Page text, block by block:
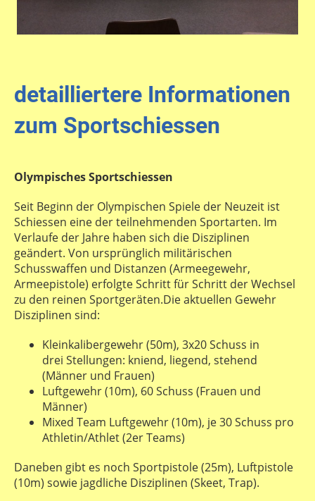
detailliertere Informationen
zum Sportschiessen
Olympisches Sportschiessen
Seit Beginn der Olympischen Spiele der Neuzeit ist
Schiessen eine der teilnehmenden Sportarten. Im
Verlaufe der Jahre haben sich die Disziplinen
geändert. Von ursprünglich militärischen
Schusswaffen und Distanzen (Armeegewehr,
Armeepistole) erfolgte Schritt für Schritt der Wechsel
zu den reinen Sportgeräten.Die aktuellen Gewehr
Disziplinen sind:
Kleinkalibergewehr (50m), 3x20 Schuss in
drei Stellungen: kniend, liegend, stehend
(Männer und Frauen)
Luftgewehr (10m), 60 Schuss (Frauen und
Männer)
Mixed Team Luftgewehr (10m), je 30 Schuss pro
Athletin/Athlet (2er Teams)
Daneben gibt es noch Sportpistole (25m), Luftpistole
(10m) sowie jagdliche Disziplinen (Skeet, Trap).